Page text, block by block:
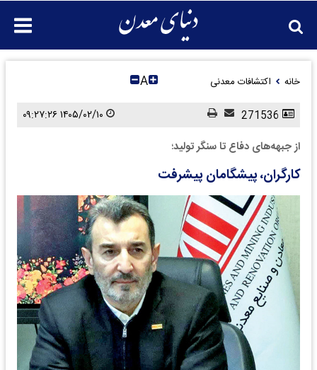
خانه اکتشافات معدنی A
از جبهه‌های دفاع تا سنگر تولید؛
کارگران، پیشگامان پیشرفت